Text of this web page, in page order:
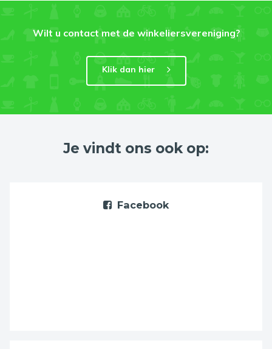
Wilt u contact met de winkeliersvereniging?
Klik dan hier
Je vindt ons ook op:
Facebook